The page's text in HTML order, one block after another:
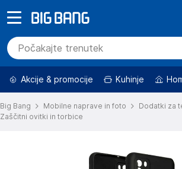
Akcije & promocije Kuhinje
Big Bang Mobilne naprave in foto
Dodatki za
Zaščitni ovitki in torbice